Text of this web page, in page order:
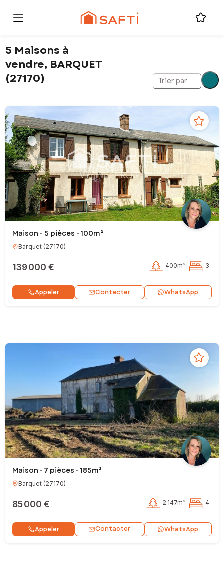
5 Maisons à
vendre, BARQUET
(27170)
Trier par
Maison - 5 pièces - 100m²
Barquet(27170)
139 000 € 400m² 3
Appeler Contacter WhatsApp
Maison - 7 pièces - 185m²
Barquet(27170)
85 000 € 2 147m² 4
Appeler Contacter WhatsApp